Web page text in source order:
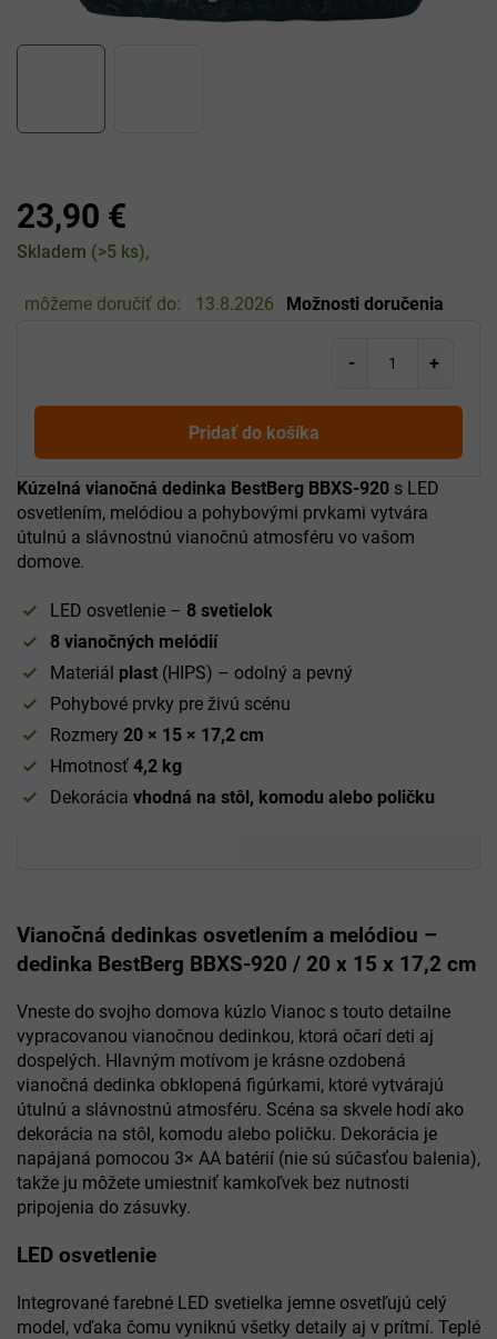
23,90 €
Jednotková
Skladem (>5 ks)
môžeme doručiť do: 13.8.2026 Možnosti doručenia
Pridať do košíka
Kúzelná vianočná dedinka BestBerg BBXS-920 s LED
osvetlením, melódiou a pohybovými prvkami vytvára
útulnú a slávnostnú vianočnú atmosféru vo vašom
domove.
LED osvetlenie – 8 svetielok
8 vianočných melódií
Materiál plast (HIPS) – odolný a pevný
Pohybové prvky pre živú scénu
Rozmery 20 × 15 × 17,2 cm
Hmotnosť 4,2 kg
Dekorácia vhodná na stôl, komodu alebo poličku
Vianočná dedinkas osvetlením a melódiou –
dedinka BestBerg BBXS-920 / 20 x 15 x 17,2 cm
Vneste do svojho domova kúzlo Vianoc s touto detailne
vypracovanou vianočnou dedinkou, ktorá očarí deti aj
dospelých. Hlavným motívom je krásne ozdobená
vianočná dedinka obklopená figúrkami, ktoré vytvárajú
útulnú a slávnostnú atmosféru. Scéna sa skvele hodí ako
dekorácia na stôl, komodu alebo poličku. Dekorácia je
napájaná pomocou 3× AA batérií (nie sú súčasťou balenia),
takže ju môžete umiestniť kamkoľvek bez nutnosti
pripojenia do zásuvky.
LED osvetlenie
Integrované farebné LED svetielka jemne osvetľujú celý
model, vďaka čomu vyniknú všetky detaily aj v prítmí. Teplé